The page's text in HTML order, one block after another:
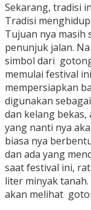
Sekarang, tradisi
Tradisi
Tujuan nya masih
penunjuk jalan.
simbol dari
memulai festival
mempersiapkan
digunakan
dan kelang
yang nanti nya
biasa nya
dan ada yang
saat festival ini,
liter minyak
akan melihat